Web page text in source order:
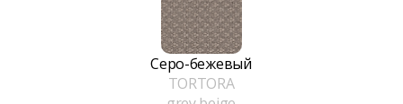
Серо-бежевый
TORTORA